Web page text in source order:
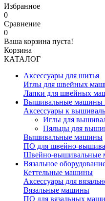
Избранное
0
Сравнение
0
Ваша корзина пуста!
Корзина
КАТАЛОГ
Аксессуары для шитья
Иглы для швейных
Лапки для швейных
Вышивальные машины
Аксессуары к
Иглы для
Пяльцы для
Вышивальные машины
ПО для швейно-
Швейно-вышивальные
Вязальное
Кеттельные машины
Аксессуары для
Вязальные машины
ПО для вязальных